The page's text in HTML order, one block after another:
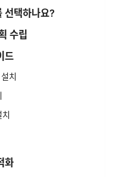
택하나요?
수립
드
치
화